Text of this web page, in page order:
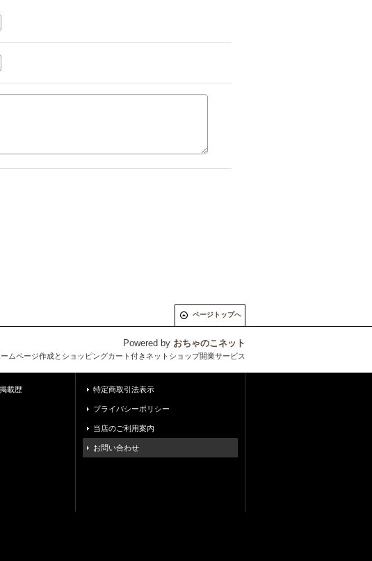
ページトップへ
Powered by おちゃのこネット
ームページ作成とショッピングカート付きネットショップ開業サービス
載歴 特定商取引法表示
プライバシーポリシー
当店のご利用案内
お問い合わせ